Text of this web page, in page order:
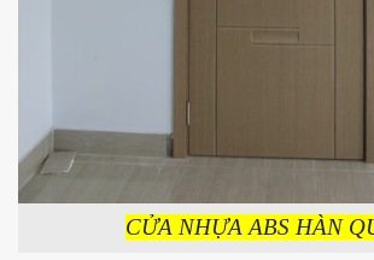
CỬA NHỰA ABS HÀN